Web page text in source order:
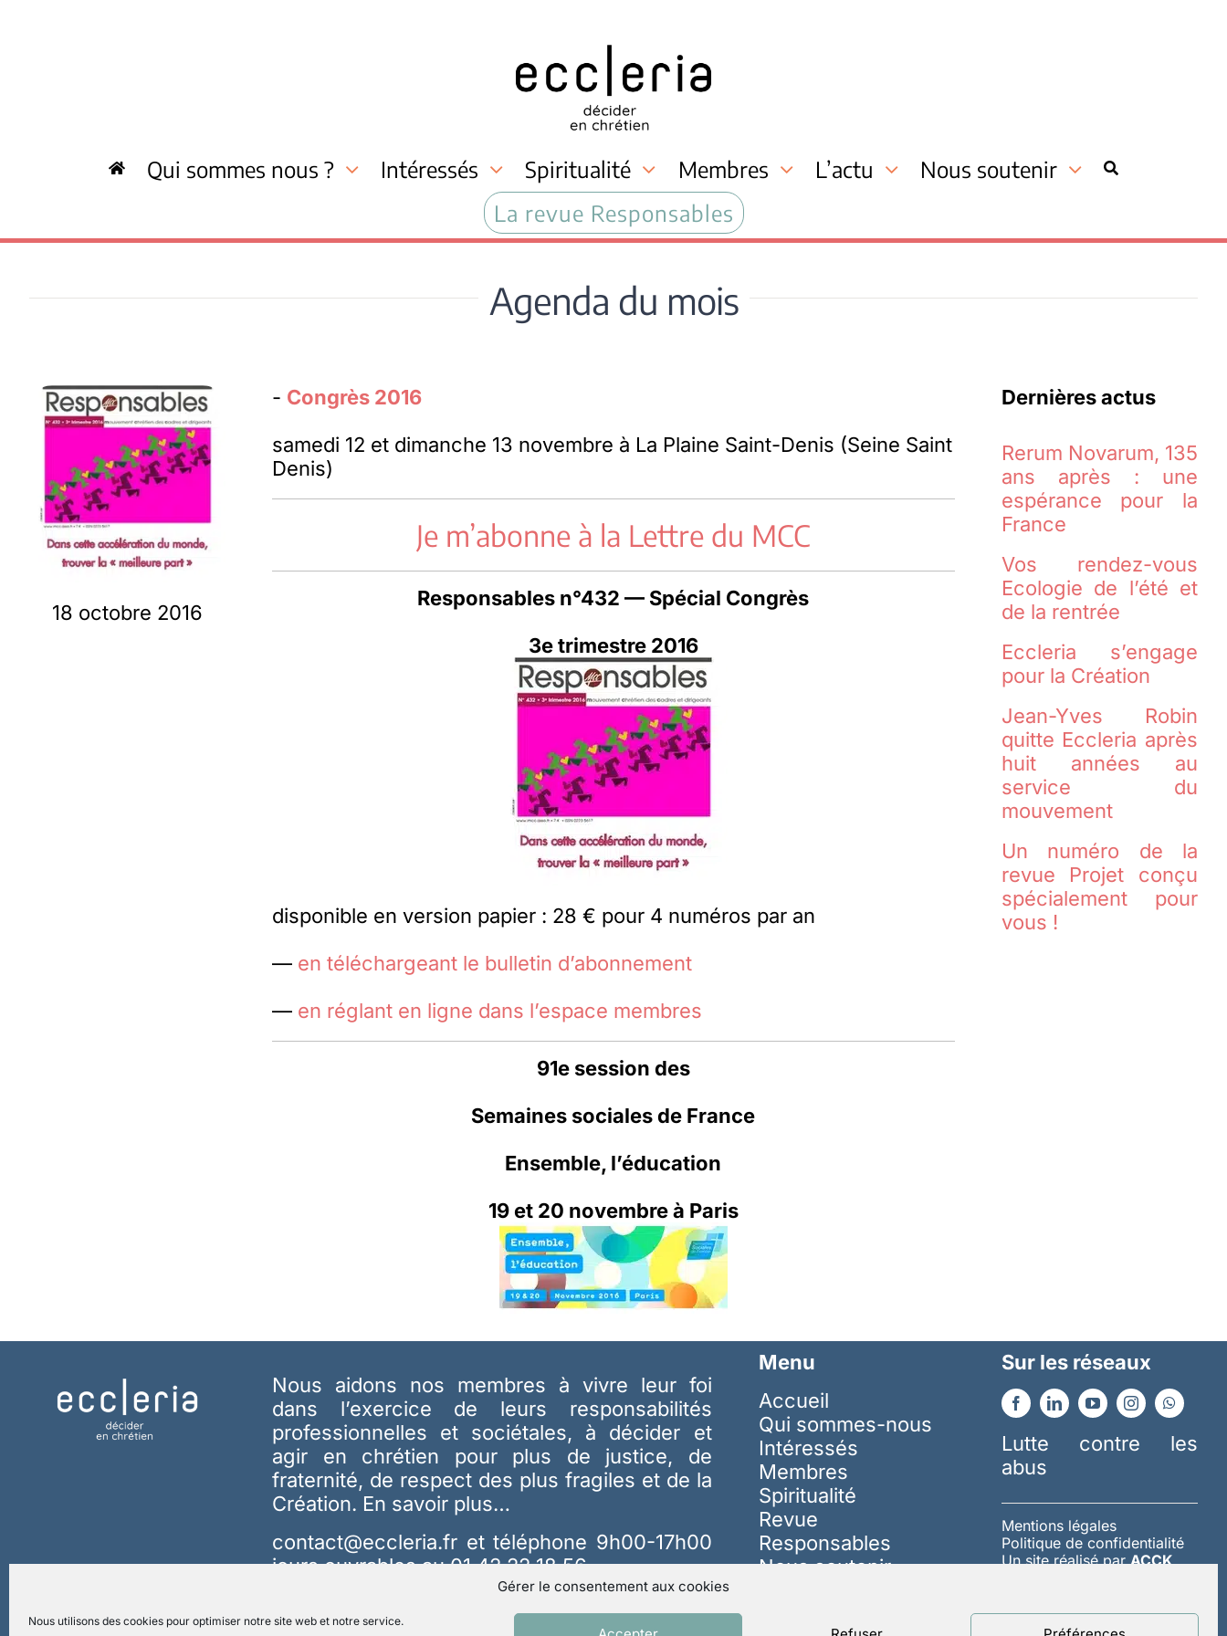
Gérer le consentement aux cookies
Nous utilisons des cookies pour optimiser notre site web et notre service.
Qui sommes nous ? Intéressés Spiritualité Membres L’actu
Nous soutenir
La revue Responsables
Agenda du mois
18 octobre 2016
- Congrès 2016
samedi 12 et dimanche 13 novembre à La Plaine Saint-Denis (Seine Saint
Denis)
Je m’abonne à la Lettre du MCC
Responsables n°432 — Spécial Congrès
3e trimestre 2016
disponible en version papier : 28 € pour 4 numéros par an
— en téléchargeant le bulletin d’abonnement
— en réglant en ligne dans l’espace membres
91e session des
Semaines sociales de France
Ensemble, l’éducation
19 et 20 novembre à Paris
Dernières actus
Rerum Novarum, 135
ans après : une
espérance pour la
France
Vos rendez-vous
Ecologie de l’été et
de la rentrée
Eccleria s’engage
pour la Création
Jean-Yves Robin
quitte Eccleria après
huit années au
service du
mouvement
Un numéro de la
revue Projet conçu
spécialement pour
vous !
Nous aidons nos membres à vivre leur foi
dans l’exercice de leurs responsabilités
professionnelles et sociétales, à décider et
agir en chrétien pour plus de justice, de
fraternité, de respect des plus fragiles et de la
Création. En savoir plus…
contact@eccleria.fr et téléphone 9h00-17h00
jours ouvrables au 01 42 22 18 56
Menu
Accueil
Qui sommes-nous
Intéressés
Membres
Spiritualité
Revue
Responsables
Nous soutenir
Sur les réseaux
Lutte contre les
abus
Mentions légales
Politique de confidentialité
Un site réalisé parACCK